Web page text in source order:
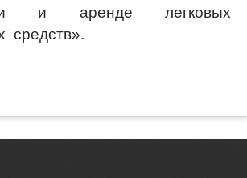
и аренде легковых
средств».